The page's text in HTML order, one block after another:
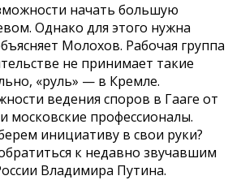
начать большую
Однако для этого нужна
Молохов. Рабочая группа
не принимает такие
«руль» — в Кремле.
ведения споров в Гааге от
московские профессионалы.
инициативу в свои руки?
к недавно звучавшим
Владимира Путина.